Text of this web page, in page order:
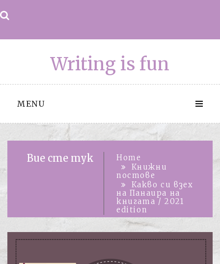
to
Writing is fun
MENU
Вие сте тук
Home
Книжни
постове
Какво си взех
на Панаира на
книгата / 2021
edition